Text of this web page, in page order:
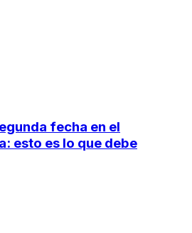
fecha en el
esto es lo que debe